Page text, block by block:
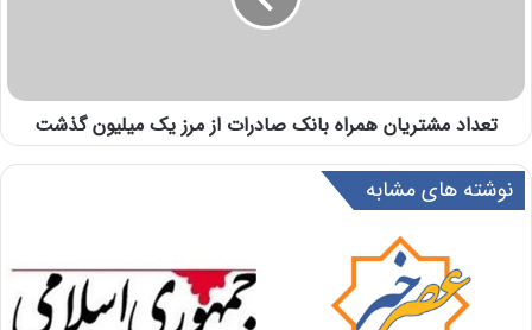
تعداد مشتریان همراه بانک صادرات از مرز یک میلیون گذشت
نوشته های مشابه